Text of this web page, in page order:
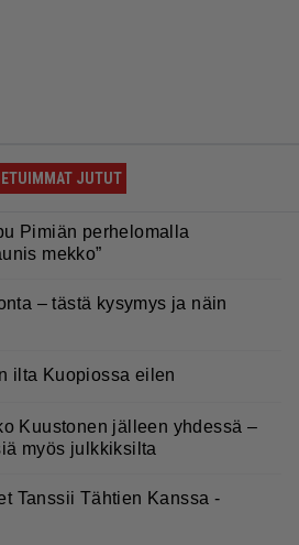
JUTUT
Pimiän perhelomalla
mekko”
– tästä kysymys ja näin
ilta Kuopiossa eilen
Kuustonen jälleen yhdessä –
myös julkkiksilta
Tanssii Tähtien Kanssa -